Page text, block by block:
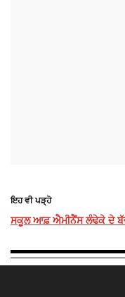
ਇਹ ਵੀ ਪੜ੍ਹੋ
ਸਕੂਲ ਆਫ਼ ਐਮੀਨੈਂਸ ਲੰਢੇਕੇ ਦੇ